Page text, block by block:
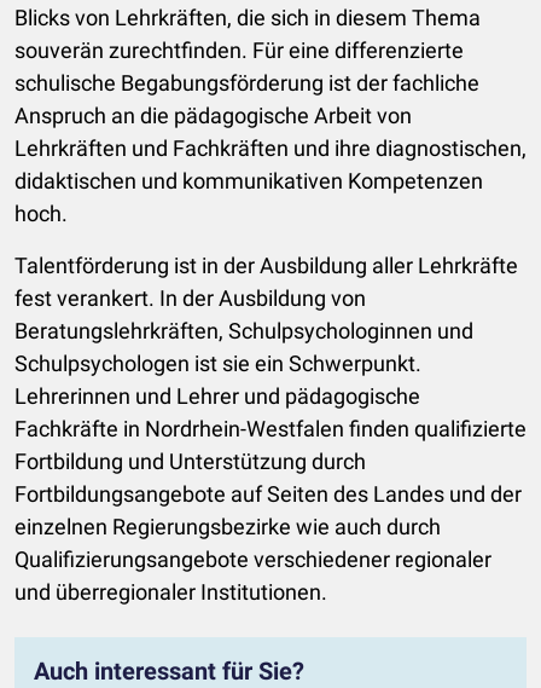
Blicks von Lehrkräften, die sich in diesem Thema
souverän zurechtfinden. Für eine differenzierte
schulische Begabungsförderung ist der fachliche
Anspruch an die pädagogische Arbeit von
Lehrkräften und Fachkräften und ihre diagnostischen,
didaktischen und kommunikativen Kompetenzen
hoch.
Talentförderung ist in der Ausbildung aller Lehrkräfte
fest verankert. In der Ausbildung von
Beratungslehrkräften, Schulpsychologinnen und
Schulpsychologen ist sie ein Schwerpunkt.
Lehrerinnen und Lehrer und pädagogische
Fachkräfte in Nordrhein-Westfalen finden qualifizierte
Fortbildung und Unterstützung durch
Fortbildungsangebote auf Seiten des Landes und der
einzelnen Regierungsbezirke wie auch durch
Qualifizierungsangebote verschiedener regionaler
und überregionaler Institutionen.
Auch interessant für Sie?